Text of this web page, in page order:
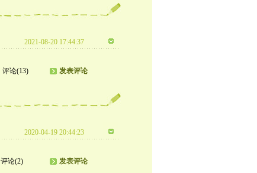
2021-08-20 17:44:37
评论(13) 发表评论
2020-04-19 20:44:23
评论(2) 发表评论